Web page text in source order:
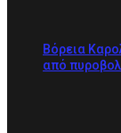
Βόρεια
από